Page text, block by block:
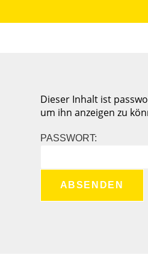
Dieser Inhalt ist
um ihn anzeigen zu
PASSWORT: